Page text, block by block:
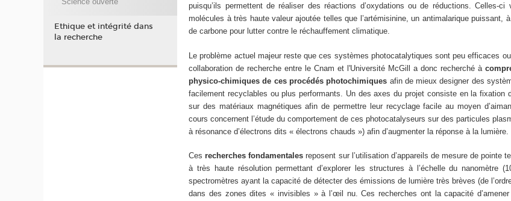
puisqu’ils permettent de réaliser des réactions d’oxydations ou de réductions. Celles-
molécules à très haute valeur ajoutée telles que l’artémisinine, un antimalarique puissant,
de carbone pour lutter contre le réchauffement climatique.
Le problème actuel majeur reste que ces systèmes photocatalytiques sont peu efficaces
collaboration de recherche entre le Cnam et l'Université McGill a donc recherché à
physico-chimiques de ces procédés photochimiques afin de mieux designer des
facilement recyclables ou plus performants. Un des axes du projet consiste en la fixation
sur des matériaux magnétiques afin de permettre leur recyclage facile au moyen
cours concernent l’étude du comportement de ces photocatalyseurs sur des particules
à résonance d’électrons dits « électrons chauds ») afin d’augmenter la réponse à la lumière.
Cesrecherches fondamentales reposent sur l’utilisation d’appareils de mesure de pointe
à très haute résolution permettant d’explorer les structures à l’échelle du nanomètre
spectromètres ayant la capacité de détecter des émissions de lumière très brèves (de
dans des zones dites « invisibles » à l’œil nu. Ces recherches ont la capacité
Ethique et intégrité dans
la recherche